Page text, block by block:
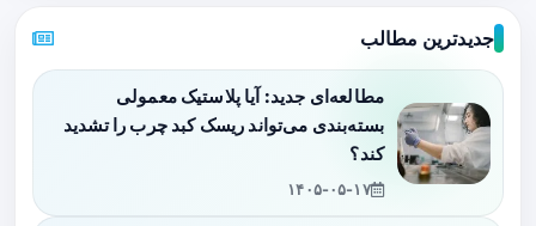
جدیدترین مطالب
مطالعه‌ای جدید: آیا پلاستیک معمولی
بسته‌بندی می‌تواند ریسک کبد چرب را تشدید
کند؟
۱۴۰۵-۰۵-۱۷